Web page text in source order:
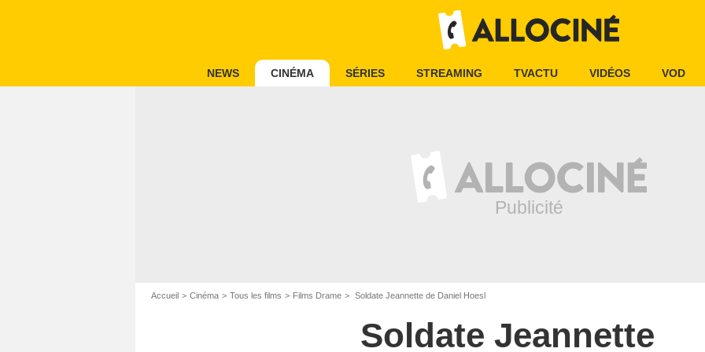
NEWS CINÉMA SÉRIES STREAMING TVACTU VIDÉOS VOD
Accueil Cinéma Tous les films Films Drame Soldate Jeannette de Daniel Hoesl
Soldate Jeannette